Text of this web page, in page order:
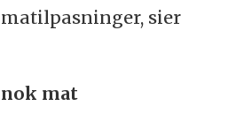
sier
mat